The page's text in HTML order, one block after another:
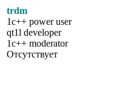
trdm
1c++ power user
qt1l developer
1c++ moderator
Отсутствует